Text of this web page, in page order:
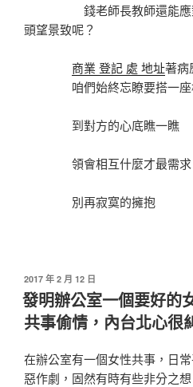
錢老師長教師還能應對
頭望景致呢？
商業 登記 處 地址著病
咱們始終忘瞭要搭一座
到對方的心底瞧一瞧
領會相互什麼才最需求
別再寂寞的擁抱
發
佈
於
2017 年 2 月 12 日
發明辦公室一個要好的
共事偷情，內台北心很
在辦公室有一個女性共事，日
惡作劇，固然有時有些非分之